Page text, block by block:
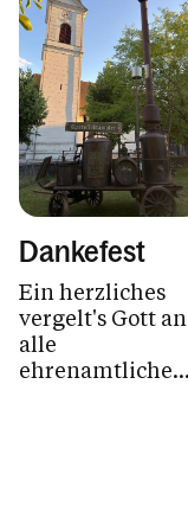
Dankefest
Ein herzliches
vergelt's Gott an
alle
ehrenamtlichen